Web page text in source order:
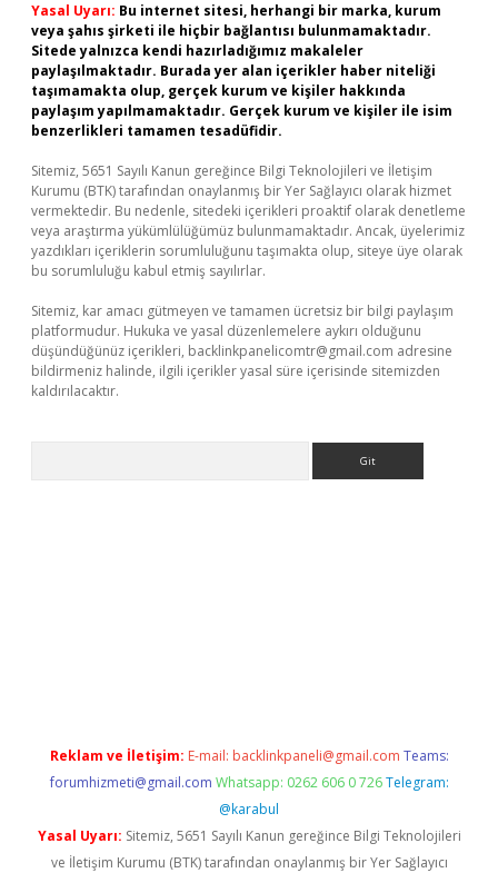
Yasal Uyarı: Bu internet sitesi, herhangi bir marka, kurum
veya şahıs şirketi ile hiçbir bağlantısı bulunmamaktadır.
Sitede yalnızca kendi hazırladığımız makaleler
paylaşılmaktadır. Burada yer alan içerikler haber niteliği
taşımamakta olup, gerçek kurum ve kişiler hakkında
paylaşım yapılmamaktadır. Gerçek kurum ve kişiler ile isim
benzerlikleri tamamen tesadüfidir.
Sitemiz, 5651 Sayılı Kanun gereğince Bilgi Teknolojileri ve İletişim
Kurumu (BTK) tarafından onaylanmış bir Yer Sağlayıcı olarak hizmet
vermektedir. Bu nedenle, sitedeki içerikleri proaktif olarak denetleme
veya araştırma yükümlülüğümüz bulunmamaktadır. Ancak, üyelerimiz
yazdıkları içeriklerin sorumluluğunu taşımakta olup, siteye üye olarak
bu sorumluluğu kabul etmiş sayılırlar.
Sitemiz, kar amacı gütmeyen ve tamamen ücretsiz bir bilgi paylaşım
platformudur. Hukuka ve yasal düzenlemelere aykırı olduğunu
düşündüğünüz içerikleri, backlinkpanelicomtr@gmail.com adresine
bildirmeniz halinde, ilgili içerikler yasal süre içerisinde sitemizden
kaldırılacaktır.
Reklam ve İletişim: E-mail: backlinkpaneli@gmail.com Teams:
forumhizmeti@gmail.com Whatsapp: 0262 606 0 726 Telegram:
@karabul
Yasal Uyarı: Sitemiz, 5651 Sayılı Kanun gereğince Bilgi Teknolojileri
ve İletişim Kurumu (BTK) tarafından onaylanmış bir Yer Sağlayıcı